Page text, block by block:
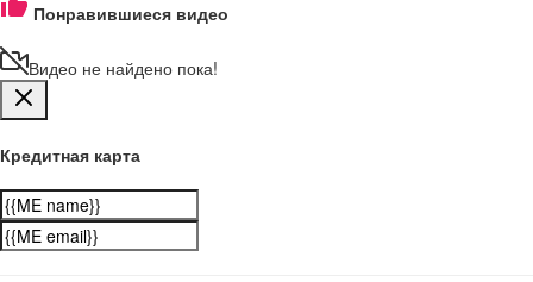
Понравившиеся видео
Видео не найдено пока!
Кредитная карта